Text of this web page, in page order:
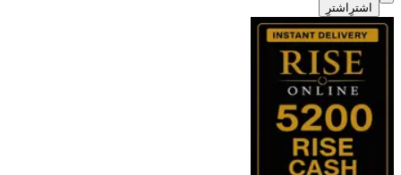
اشترِ اشترِ